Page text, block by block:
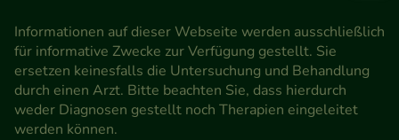
Informationen auf dieser Webseite werden ausschließlich
für informative Zwecke zur Verfügung gestellt. Sie
ersetzen keinesfalls die Untersuchung und Behandlung
durch einen Arzt. Bitte beachten Sie, dass hierdurch
weder Diagnosen gestellt noch Therapien eingeleitet
werden können.